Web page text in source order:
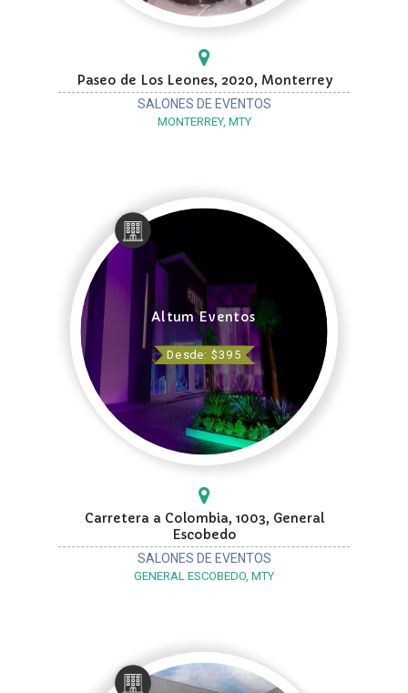
Paseo de Los Leones, 2020, Monterrey
SALONES DE EVENTOS
MONTERREY, MTY
Altum Eventos
Desde: $395
Carretera a Colombia, 1003, General
Escobedo
SALONES DE EVENTOS
GENERAL ESCOBEDO, MTY